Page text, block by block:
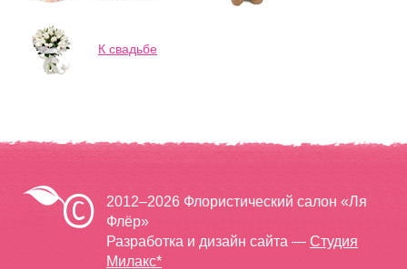
К свадьбе
2012–2026 Флористический салон «Ля
Флёр»
Разработка и дизайн сайта — Студия
Милакс*